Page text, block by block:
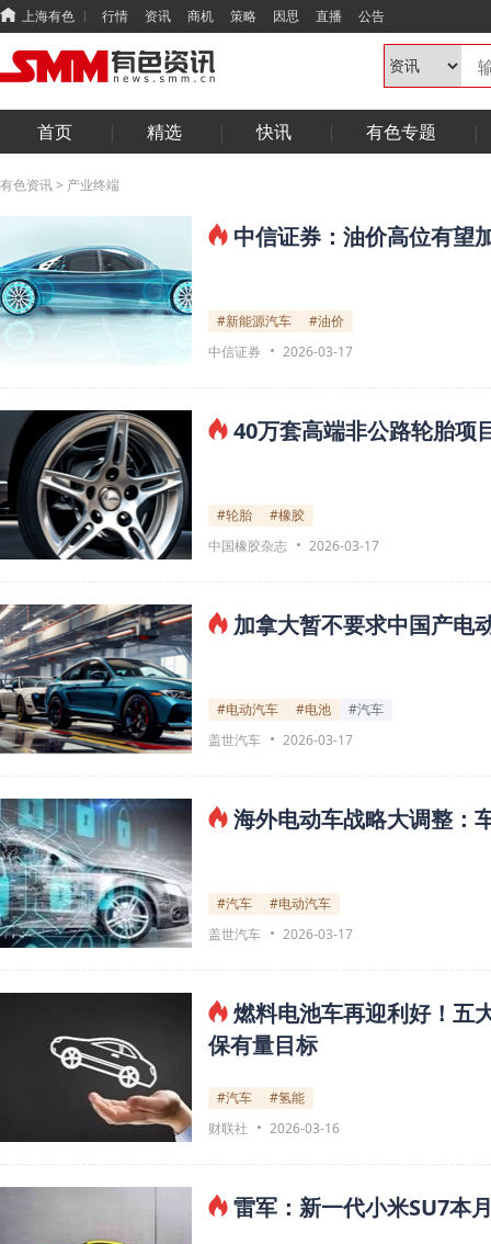
上海有色 行情 资讯 商机 策略 因思 直播 公告
首页 精选 快讯 有色专题
有色资讯> 产业终端
中信证券：油价高位有望
#新能源汽车
#油价
中信证券
2026-03-17
40万套高端非公路轮胎项
#轮胎
#橡胶
中国橡胶杂志
2026-03-17
加拿大暂不要求中国产电
#电动汽车 #电池
#汽车
盖世汽车
2026-03-17
海外电动车战略大调整：
#汽车
#电动汽车
盖世汽车
2026-03-17
燃料电池车再迎利好！五
保有量目标
#汽车
#氢能
财联社
2026-03-16
雷军：新一代小米SU7本